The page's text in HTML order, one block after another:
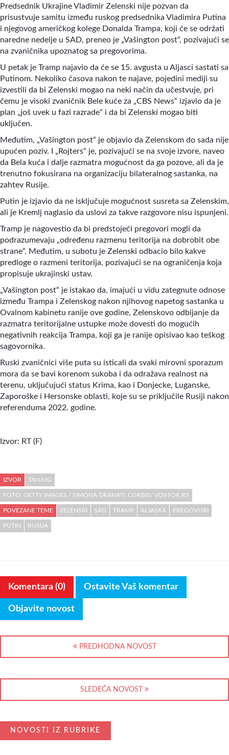
Predsednik Ukrajine Vladimir Zelenski nije pozvan da
prisustvuje samitu između ruskog predsednika Vladimira Putina
i njegovog američkog kolege Donalda Trampa, koji će se održati
naredne nedelje u SAD, preneo je „Vašington post“, pozivajući se
na zvaničnika upoznatog sa pregovorima.
U petak je Tramp najavio da će se 15. avgusta u Aljasci sastati sa
Putinom. Nekoliko časova nakon te najave, pojedini mediji su
izvestili da bi Zelenski mogao na neki način da učestvuje, pri
čemu je visoki zvaničnik Bele kuće za „CBS News“ izjavio da je
plan „još uvek u fazi razrade“ i da bi Zelenski mogao biti
uključen.
Međutim, „Vašington post“ je objavio da Zelenskom do sada nije
upućen poziv. I „Rojters“ je, pozivajući se na svoje izvore, naveo
da Bela kuća i dalje razmatra mogućnost da ga pozove, ali da je
trenutno fokusirana na organizaciju bilateralnog sastanka, na
zahtev Rusije.
Putin je izjavio da ne isključuje mogućnost susreta sa Zelenskim,
ali je Kremlj naglasio da uslovi za takve razgovore nisu ispunjeni.
Tramp je nagovestio da bi predstojeći pregovori mogli da
podrazumevaju „određenu razmenu teritorija na dobrobit obe
strane“. Međutim, u subotu je Zelenski odbacio bilo kakve
predloge o razmeni teritorija, pozivajući se na ograničenja koja
propisuje ukrajinski ustav.
„Vašington post“ je istakao da, imajući u vidu zategnute odnose
između Trampa i Zelenskog nakon njihovog napetog sastanka u
Ovalnom kabinetu ranije ove godine, Zelenskovo odbijanje da
razmatra teritorijalne ustupke može dovesti do mogućih
negativnih reakcija Trampa, koji ga je ranije opisivao kao teškog
sagovornika.
Ruski zvaničnici više puta su isticali da svaki mirovni sporazum
mora da se bavi korenom sukoba i da odražava realnost na
terenu, uključujući status Krima, kao i Donjecke, Luganske,
Zaporoške i Hersonske oblasti, koje su se priključile Rusiji nakon
referenduma 2022. godine.
Izvor: RT (F)
IZVOR TANJUG
FOTO: GETTY IMAGES / SIMONA GRANATI; CORBIS/ VOSTOK.RS
POVEZANE TEME ZELENSKI SAD TRAMP ALJASKA PREGOVORI
PUTIN RUSIJA
Komentara (0) Ostavite Vaš komentar
Objavite novost
PREDHODNA NOVOST
SLEDEĆA NOVOST
NOVOSTI IZ RUBRIKE